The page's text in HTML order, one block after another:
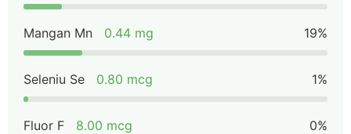
Mangan Mn 0.44 mg 19%
Seleniu Se 0.80 mcg 1%
Fluor F 8.00 mcg 0%